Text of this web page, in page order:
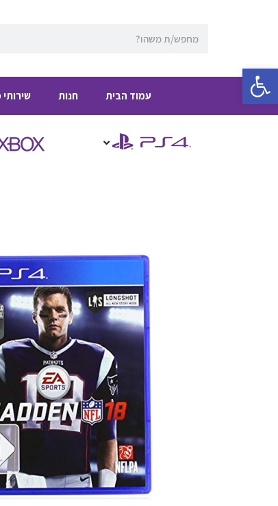
פתח סרגל נגישות
עמוד הבית חנות